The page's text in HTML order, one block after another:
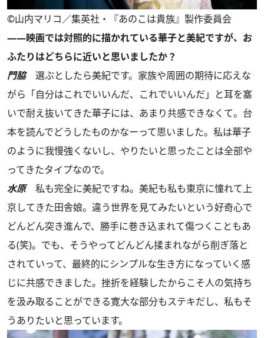
©山内マリコ／集英社・『あのこは貴族』製作委員会
――映画では対照的に描かれている華子と美紀ですが、お
ふたりはどちらに近いと思いましたか？
門脇選ぶとしたら美紀です。家族や周囲の期待に応えな
がら「自分はこれでいいんだ、これでいいんだ」と耳を塞
いで耐え抜いてきた華子には、あまり共感できなくて。台
本を読んでどうしたものかなーって思いました。私は華子
のように我慢強くないし、やりたいと思ったことは全部や
ってきたタイプなので。
水原私も完全に美紀ですね。美紀も私も東京に憧れて上
京してきた田舎娘。違う世界を見てみたいという好奇心で
どんどん突き進んで、勝手に巻き込まれて傷つくこともあ
る(笑)。でも、そうやってどんどん揉まれながら削ぎ落と
されていって、最終的にシンプルな生き方になっていく感
じに共感できました。挫折を経験したからこそ人の気持ち
を汲み取ることができる寛大な部分もステキだし、私もそ
うありたいと思っています。